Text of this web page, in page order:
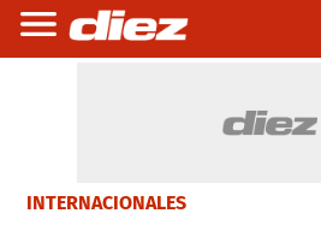
INTERNACIONALES